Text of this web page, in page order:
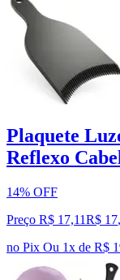
Plaquete
Reflexo
14% OFF
Preço R$ 17,11R$ 17,
no Pix Ou 1x de R$